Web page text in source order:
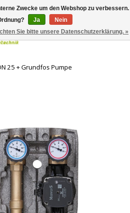
Ihr
25 + Grundfos Pumpe
Zwecke um den Webshop zu verbessern.
Ja
Nein
Sie bitte unsere Datenschutzerklärung. »